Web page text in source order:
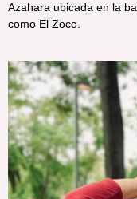
Azahara ubicada en la
como El Zoco.